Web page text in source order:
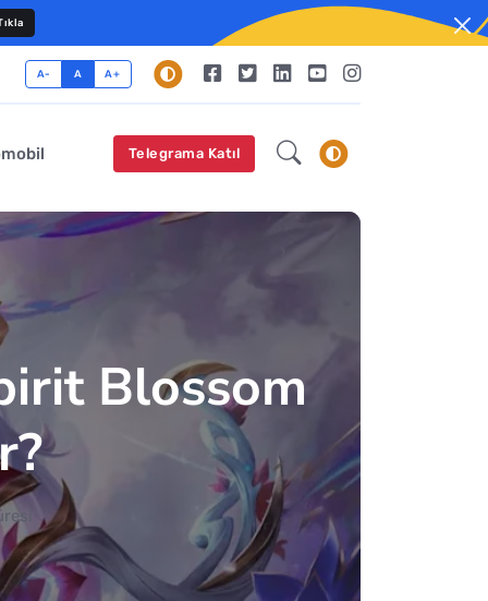
A- A A+
Telegrama Katıl
Blossom